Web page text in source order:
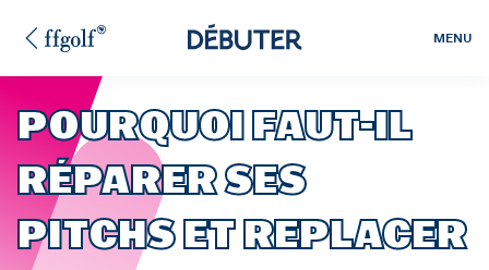
MENU
POURQUOI FAUT-IL
RÉPARER SES
PITCHS ET REPLACER